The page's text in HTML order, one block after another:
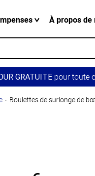
À propos de
GRATUITEpour toute
Boulettes de surlonge de